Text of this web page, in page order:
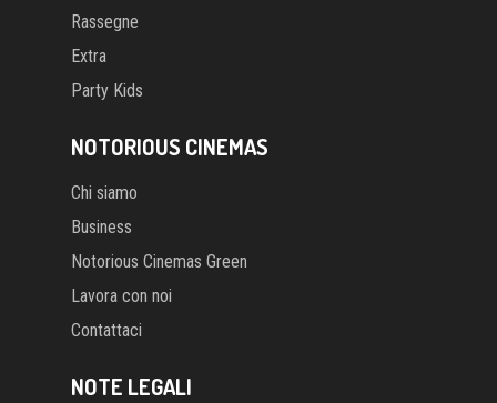
Rassegne
Extra
Party Kids
NOTORIOUS CINEMAS
Chi siamo
Business
Notorious Cinemas Green
Lavora con noi
Contattaci
NOTE LEGALI